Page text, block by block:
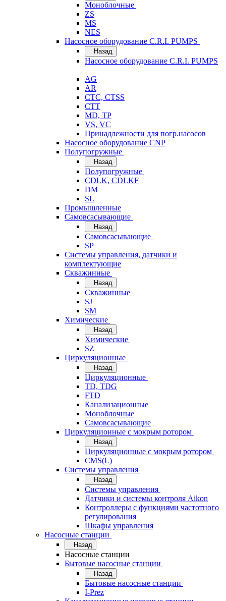
Моноблочные
ZS
MS
NES
Насосное оборудование C.R.I. PUMPS
Назад
Насосное оборудование C.R.I. PUMPS
AG
AR
CTC, CTSS
CTT
MD, TP
VS, VC
Принадлежности для погр.насосов
Насосное оборудование CNP
Полупогружные
Назад
Полупогружные
CDLK, CDLKF
DM
SL
Промышленные
Самовсасывающие
Назад
Самовсасывающие
SP
Системы управления, датчики и
комплектующие
Скважинные
Назад
Скважинные
SJ
SM
Химические
Назад
Химические
SZ
Циркуляционные
Назад
Циркуляционные
TD, TDG
FTD
Канализационные
Моноблочные
Самовсасывающие
Циркуляционные с мокрым ротором
Назад
Циркуляционные с мокрым ротором
CMS(L)
Системы управления
Назад
Системы управления
Датчики и системы контроля Aikon
Контроллеры с функциями частотного
регулирования
Шкафы управления
Насосные станции
Назад
Насосные станции
Бытовые насосные станции
Назад
Бытовые насосные станции
I-Prez